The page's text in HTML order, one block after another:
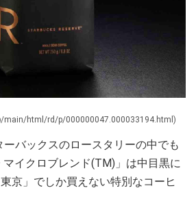
main/html/rd/p/000000047.000033194.html)
バックスのロースタリーの中でも
マイクロブレンド(TM)」は中目黒に
京」でしか買えない特別なコーヒ